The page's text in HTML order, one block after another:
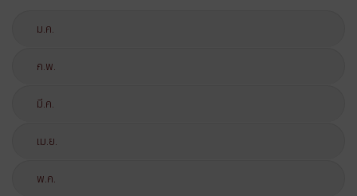
ม.ค.
ก.พ.
มี.ค.
เม.ย.
พ.ค.